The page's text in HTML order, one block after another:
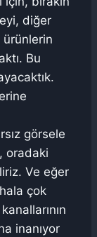
diğer
Bu
görsele
oradaki
Ve eğer
çok
inanıyor